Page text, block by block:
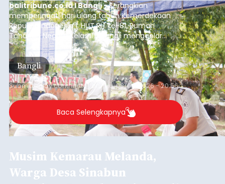
balitribune.co.id I Bangli -Serangkian
memperingati hari ulang tahun Kemerdekaan
Republik Indonesia ( HUT RI) ke-81, Rumah
Tahanan Negara Kelas II B Bangli menggelar
kegiatan pemeriksaan kesehatan gratis, Rabu
(6/8/2026).
Bangli
Submitted bycontributor Thu, 08/06/2026 - 20:56
Baca Selengkapnya
Musim Kemarau Melanda,
Warga Desa Sinabun